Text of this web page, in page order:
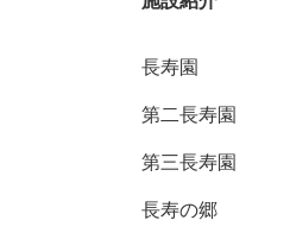
長寿園
第二長寿園
第三長寿園
長寿の郷